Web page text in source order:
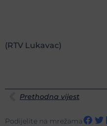
(RTV Lukavac)
Prethodna vijest
Podijelite na mrežama